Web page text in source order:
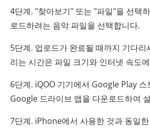
4단계. "찾아보기" 또는 "파일"을 선택
로드하려는 음악 파일을 선택합니다.
5단계. 업로드가 완료될 때까지 기다리
리는 시간은 파일 크기와 인터넷 속도
6단계. iQOO 기기에서 Google Play 스
Google 드라이브 앱을 다운로드하여
7단계. iPhone에서 사용한 것과 동일